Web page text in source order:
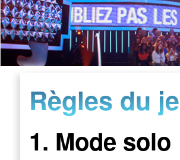
Règles du
1. Mode solo